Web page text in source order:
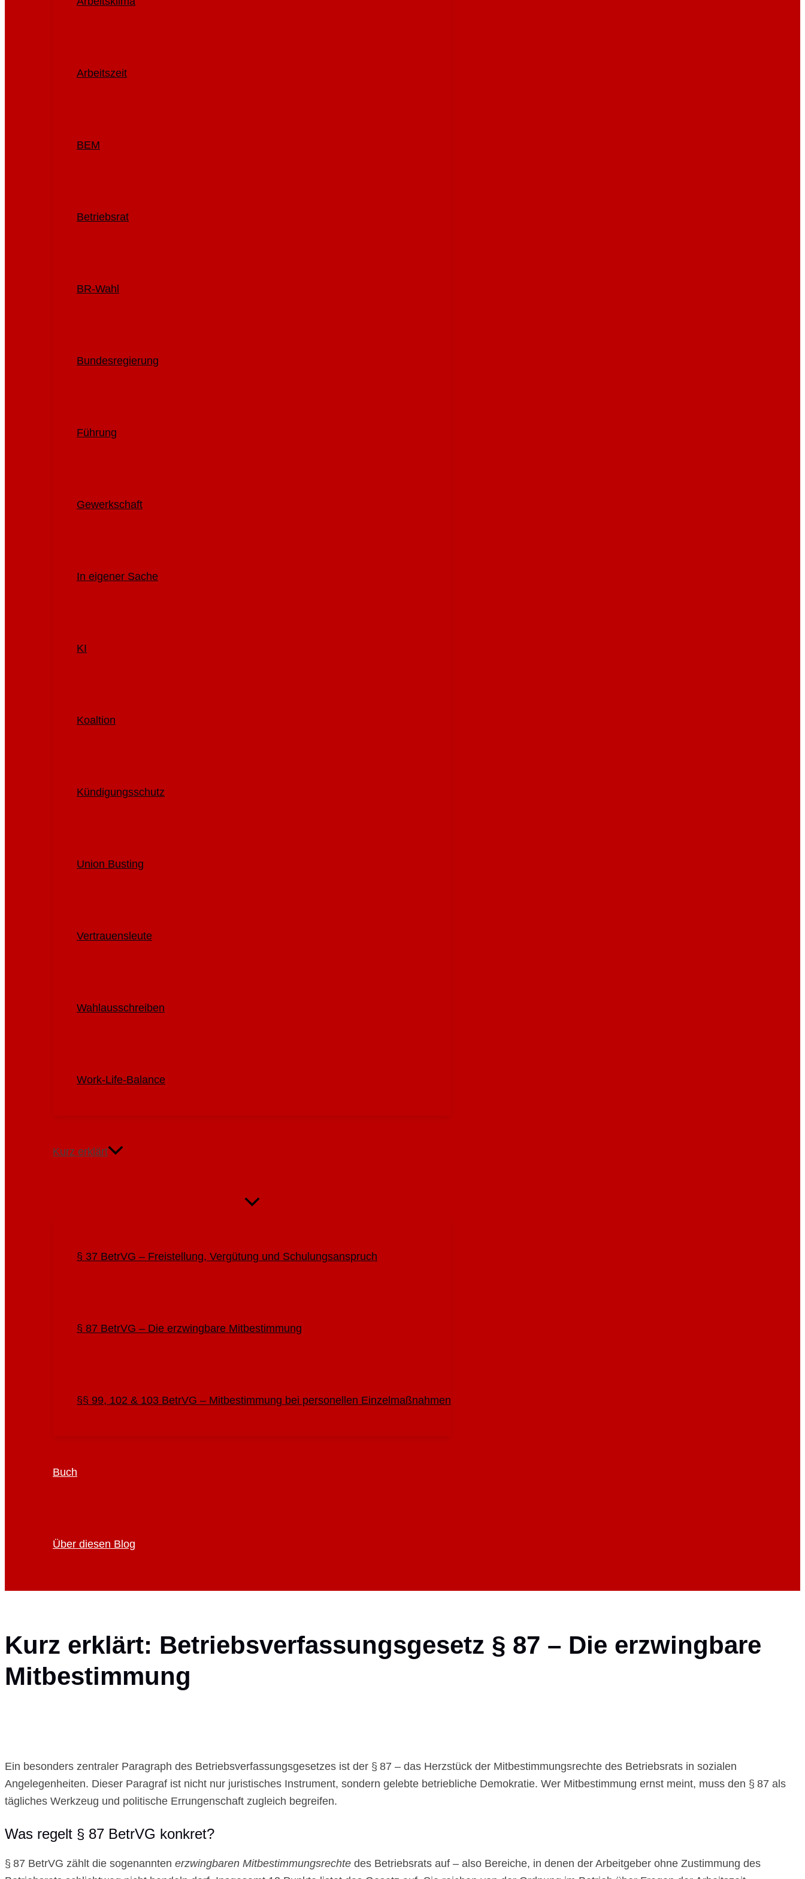
Arbeitszeit
BEM
Betriebsrat
BR-Wahl
Bundesregierung
Führung
Gewerkschaft
In eigener Sache
KI
Koaltion
Kündigungsschutz
Union Busting
Vertrauensleute
Wahlausschreiben
Work-Life-Balance
Kurz erklärt
Menü
§ 37 BetrVG – Freistellung, Vergütung und Schulungsanspruch
§ 87 BetrVG – Die erzwingbare Mitbestimmung
§§ 99, 102 & 103 BetrVG – Mitbestimmung bei personellen Einzelmaßnahmen
Buch
Über diesen Blog
Kurz erklärt: Betriebsverfassungsgesetz § 87 – Die erzwingbare
Mitbestimmung
Ein besonders zentraler Paragraph des Betriebsverfassungsgesetzes ist der § 87 – das Herzstück der Mitbestimmungsrechte des Betriebsrats in sozialen
Angelegenheiten. Dieser Paragraf ist nicht nur juristisches Instrument, sondern gelebte betriebliche Demokratie. Wer Mitbestimmung ernst meint, muss den § 87 als
tägliches Werkzeug und politische Errungenschaft zugleich begreifen.
Was regelt § 87 BetrVG konkret?
§ 87 BetrVG zählt die sogenannten erzwingbaren Mitbestimmungsrechte des Betriebsrats auf – also Bereiche, in denen der Arbeitgeber ohne Zustimmung des